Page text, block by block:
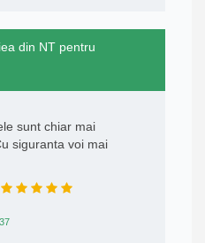
din NT pentru
sunt chiar mai
siguranta voi mai